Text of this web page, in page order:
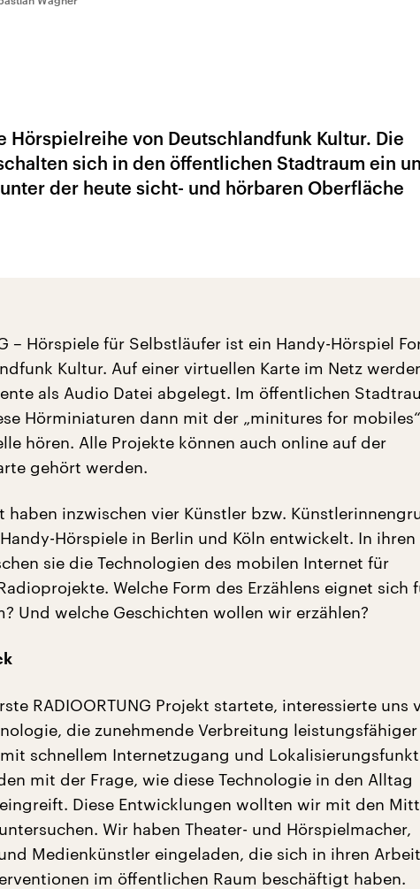
Hörspielreihe von Deutschlandfunk Kultur. Die
sich in den öffentlichen Stadtraum ein
der heute sicht- und hörbaren Oberfläche
– Hörspiele für Selbstläufer ist ein Handy-Hörspiel
Kultur. Auf einer virtuellen Karte im Netz
als Audio Datei abgelegt. Im öffentlichen
Hörminiaturen dann mit der „minitures for
hören. Alle Projekte können auch online auf der
gehört werden.
haben inzwischen vier Künstler bzw.
Hörspiele in Berlin und Köln entwickelt. In ihren
sie die Technologien des mobilen Internet für
Welche Form des Erzählens eignet sich
Und welche Geschichten wollen wir erzählen?
RADIOORTUNG Projekt startete, interessierte uns
die zunehmende Verbreitung leistungsfähiger
schnellem Internetzugang und
mit der Frage, wie diese Technologie in den Alltag
Diese Entwicklungen wollten wir mit den
Wir haben Theater- und Hörspielmacher,
Medienkünstler eingeladen, die sich in ihren
im öffentlichen Raum beschäftigt haben.